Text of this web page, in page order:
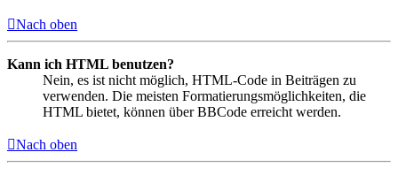
Nach oben
Kann ich HTML benutzen?
Nein, es ist nicht möglich, HTML-Code in Beiträgen zu
verwenden. Die meisten Formatierungsmöglichkeiten, die
HTML bietet, können über BBCode erreicht werden.
Nach oben